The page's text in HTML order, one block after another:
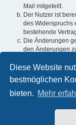
Diese Website
bestmöglichen
bieten. Mehr
Mail mitgeteilt.
Der Nutzer ist
des Widerspruchs
bestehende
Die Änderungen
den Änderungen
Informationen über
in der
Powered